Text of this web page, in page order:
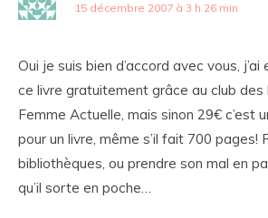
15 décembre 2007 à 3 h 26 min
Oui je suis bien d’accord avec vous, j’ai
ce livre gratuitement grâce au club des
Femme Actuelle, mais sinon 29€ c’est
pour un livre, même s’il fait 700 pages!
bibliothèques, ou prendre son mal en
qu’il sorte en poche…